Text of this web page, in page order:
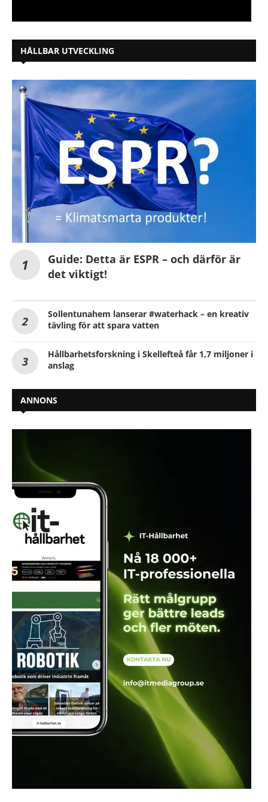
HÅLLBAR UTVECKLING
Guide: Detta är ESPR – och därför är
det viktigt!
Sollentunahem lanserar #waterhack – en kreativ
tävling för att spara vatten
Hållbarhetsforskning i Skellefteå får 1,7 miljoner i
anslag
ANNONS